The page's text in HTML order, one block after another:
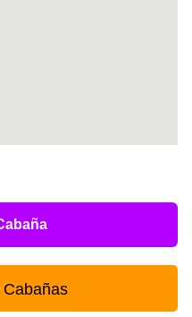
Cabañas